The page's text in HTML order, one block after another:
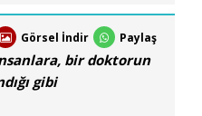
Görsel İndir Paylaş
bir doktorun
gibi